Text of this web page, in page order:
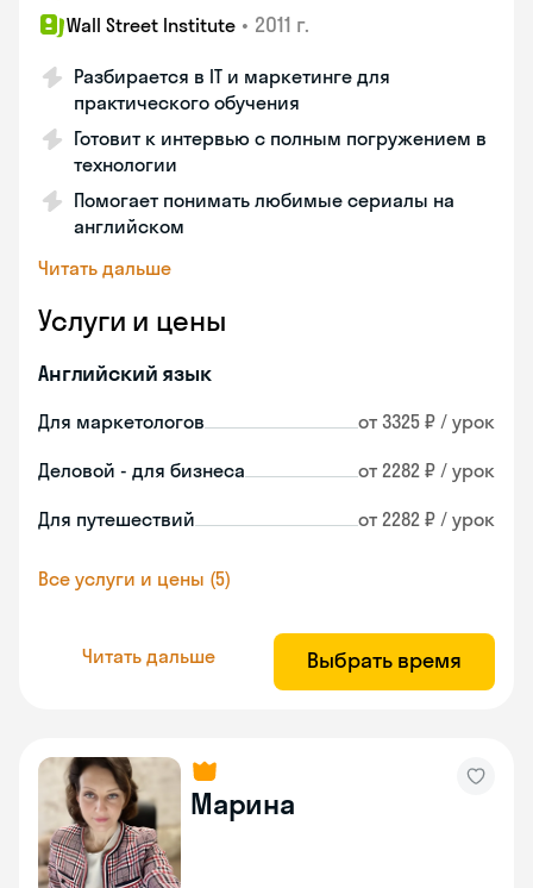
Wall Street Institute • 2011 г.
Разбирается в IT и маркетинге для
практического обучения
Готовит к интервью с полным погружением в
технологии
Помогает понимать любимые сериалы на
английском
Читать дальше
Услуги и цены
Английский язык
Для маркетологов от 3325 ₽ / урок
Деловой - для бизнеса от 2282 ₽ / урок
Для путешествий от 2282 ₽ / урок
Все услуги и цены (5)
Читать дальше Выбрать время
Марина